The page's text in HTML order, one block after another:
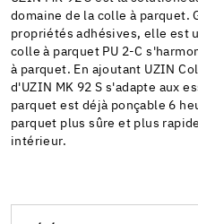
domaine de la colle à parquet.
propriétés adhésives, elle est
colle à parquet PU 2-C
à parquet. En ajoutant UZIN
d'UZIN MK 92 S s'adapte aux
parquet est déjà ponçable 6
parquet plus sûre et plus
intérieur.